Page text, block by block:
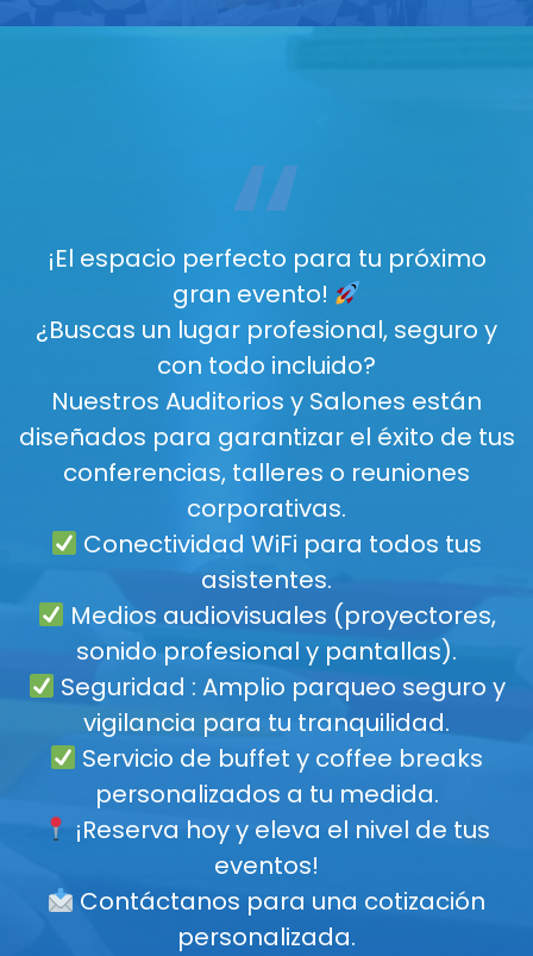
“
¡El espacio perfecto para tu próximo
gran evento!
¿Buscas un lugar profesional, seguro y
con todo incluido?
Nuestros Auditorios y Salones están
diseñados para garantizar el éxito de tus
conferencias, talleres o reuniones
corporativas.
Conectividad WiFi para todos tus
asistentes.
Medios audiovisuales (proyectores,
sonido profesional y pantallas).
Seguridad : Amplio parqueo seguro y
vigilancia para tu tranquilidad.
Servicio de buffet y coffee breaks
personalizados a tu medida.
¡Reserva hoy y eleva el nivel de tus
eventos!
Contáctanos para una cotización
personalizada.